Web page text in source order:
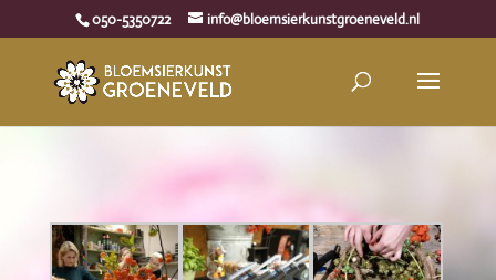
050-5350722 info@bloemsierkunstgroeneveld.nl